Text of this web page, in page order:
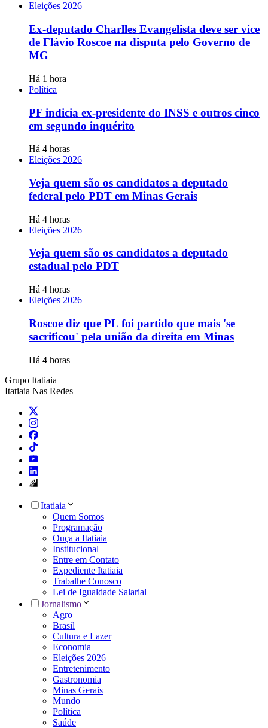
Eleições 2026
Ex-deputado Charlles Evangelista deve ser vice
de Flávio Roscoe na disputa pelo Governo de
MG
Há 1 hora
Política
PF indicia ex-presidente do INSS e outros cinco
em segundo inquérito
Há 4 horas
Eleições 2026
Veja quem são os candidatos a deputado
federal pelo PDT em Minas Gerais
Há 4 horas
Eleições 2026
Veja quem são os candidatos a deputado
estadual pelo PDT
Há 4 horas
Eleições 2026
Roscoe diz que PL foi partido que mais 'se
sacrificou' pela união da direita em Minas
Há 4 horas
Grupo Itatiaia
Itatiaia Nas Redes
Itatiaia
Quem Somos
Programação
Ouça a Itatiaia
Institucional
Entre em Contato
Expediente Itatiaia
Trabalhe Conosco
Lei de Igualdade Salarial
Jornalismo
Agro
Brasil
Cultura e Lazer
Economia
Eleições 2026
Entretenimento
Gastronomia
Minas Gerais
Mundo
Política
Saúde